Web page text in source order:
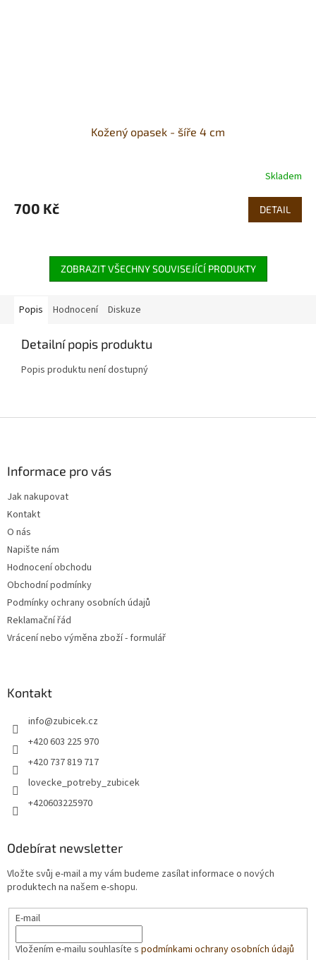
Kožený opasek - šíře 4 cm
Skladem
700 Kč DETAIL
ZOBRAZIT VŠECHNY SOUVISEJÍCÍ PRODUKTY
Popis Hodnocení Diskuze
Detailní popis produktu
Popis produktu není dostupný
Informace pro vás
Jak nakupovat
Kontakt
O nás
Napište nám
Hodnocení obchodu
Obchodní podmínky
Podmínky ochrany osobních údajů
Reklamační řád
Vrácení nebo výměna zboží - formulář
Kontakt
info@zubicek.cz
+420 603 225 970
+420 737 819 717
lovecke_potreby_zubicek
+420603225970
Odebírat newsletter
Vložte svůj e-mail a my vám budeme zasílat informace o nových
produktech na našem e-shopu.
E-mail
Vložením e-mailu souhlasíte s podmínkami ochrany osobních údajů